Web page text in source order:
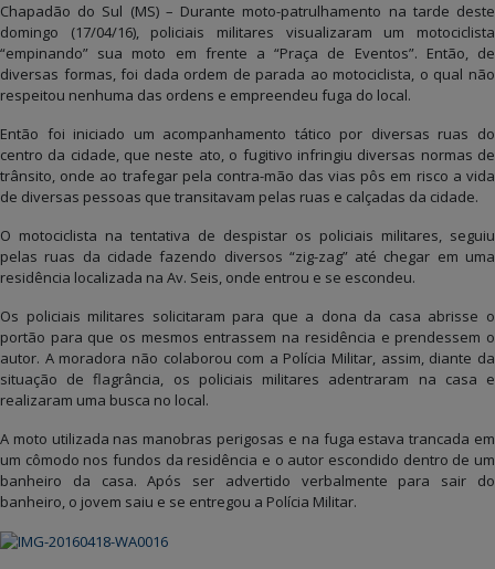
Chapadão do Sul (MS) – Durante moto-patrulhamento na tarde deste
domingo (17/04/16), policiais militares visualizaram um motociclista
“empinando” sua moto em frente a “Praça de Eventos”. Então, de
diversas formas, foi dada ordem de parada ao motociclista, o qual não
respeitou nenhuma das ordens e empreendeu fuga do local.
Então foi iniciado um acompanhamento tático por diversas ruas do
centro da cidade, que neste ato, o fugitivo infringiu diversas normas de
trânsito, onde ao trafegar pela contra-mão das vias pôs em risco a vida
de diversas pessoas que transitavam pelas ruas e calçadas da cidade.
O motociclista na tentativa de despistar os policiais militares, seguiu
pelas ruas da cidade fazendo diversos “zig-zag” até chegar em uma
residência localizada na Av. Seis, onde entrou e se escondeu.
Os policiais militares solicitaram para que a dona da casa abrisse o
portão para que os mesmos entrassem na residência e prendessem o
autor. A moradora não colaborou com a Polícia Militar, assim, diante da
situação de flagrância, os policiais militares adentraram na casa e
realizaram uma busca no local.
A moto utilizada nas manobras perigosas e na fuga estava trancada em
um cômodo nos fundos da residência e o autor escondido dentro de um
banheiro da casa. Após ser advertido verbalmente para sair do
banheiro, o jovem saiu e se entregou a Polícia Militar.